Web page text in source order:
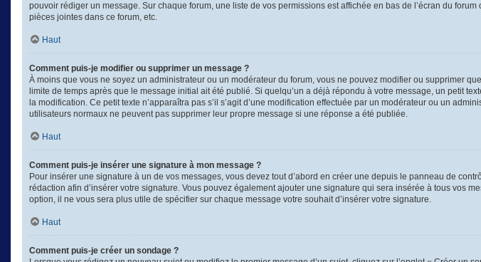
pouvoir rédiger un message. Sur chaque forum, une liste de vos permissions est affichée en bas de l’écran du
pièces jointes dans ce forum, etc.
Haut
Comment puis-je modifier ou supprimer un message ?
À moins que vous ne soyez un administrateur ou un modérateur du forum, vous ne pouvez modifier ou supprimer
limite de temps après que le message initial ait été publié. Si quelqu’un a déjà répondu à votre message, un petit
la modification. Ce petit texte n’apparaîtra pas s’il s’agit d’une modification effectuée par un modérateur ou un
utilisateurs normaux ne peuvent pas supprimer leur propre message si une réponse a été publiée.
Haut
Comment puis-je insérer une signature à mon message ?
Pour insérer une signature à un de vos messages, vous devez tout d’abord en créer une depuis le panneau de
rédaction afin d’insérer votre signature. Vous pouvez également ajouter une signature qui sera insérée à tous vos
option, il ne vous sera plus utile de spécifier sur chaque message votre souhait d’insérer votre signature.
Haut
Comment puis-je créer un sondage ?